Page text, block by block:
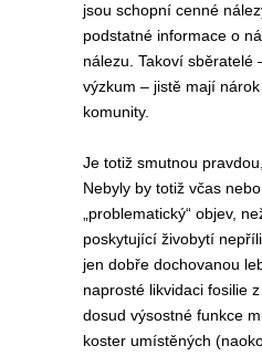
jsou schopní cenné
podstatné informace o
nálezu. Takoví sběratelé
výzkum – jistě mají
komunity.
Je totiž smutnou
Nebyly by totiž včas
„problematický“ objev,
poskytující živobytí
jen dobře dochovanou
naprosté likvidaci fosilie
dosud výsostné funkce
koster umístěných